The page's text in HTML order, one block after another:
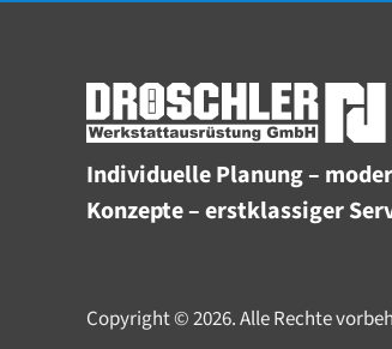
Individuelle Planung –
Konzepte – erstklassiger
Copyright © 2026. Alle Rechte